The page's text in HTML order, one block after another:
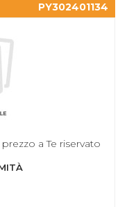
PY302401134
a Te riservato